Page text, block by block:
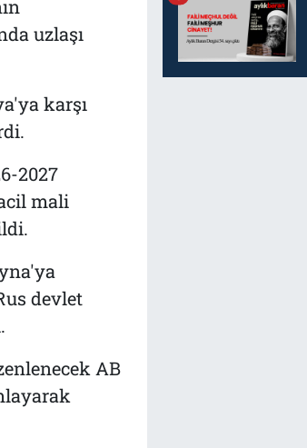
uzlaşı
karşı
2027
mali
devlet
AB